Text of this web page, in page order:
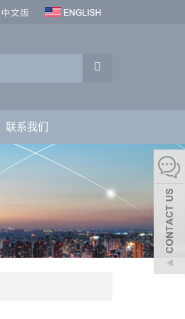
联系我们